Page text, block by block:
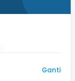
Ganti